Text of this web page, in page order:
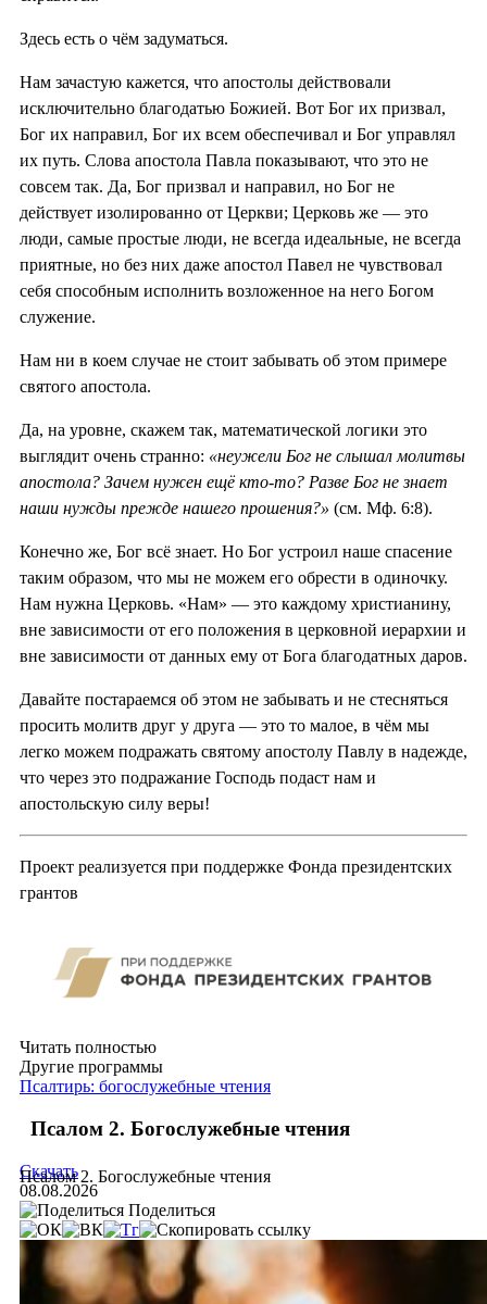
Здесь есть о чём задуматься.
Нам зачастую кажется, что апостолы действовали
исключительно благодатью Божией. Вот Бог их призвал,
Бог их направил, Бог их всем обеспечивал и Бог управлял
их путь. Слова апостола Павла показывают, что это не
совсем так. Да, Бог призвал и направил, но Бог не
действует изолированно от Церкви; Церковь же — это
люди, самые простые люди, не всегда идеальные, не всегда
приятные, но без них даже апостол Павел не чувствовал
себя способным исполнить возложенное на него Богом
служение.
Нам ни в коем случае не стоит забывать об этом примере
святого апостола.
Да, на уровне, скажем так, математической логики это
выглядит очень странно: «неужели Бог не слышал молитвы
апостола? Зачем нужен ещё кто-то? Разве Бог не знает
наши нужды прежде нашего прошения?» (см. Мф. 6:8).
Конечно же, Бог всё знает. Но Бог устроил наше спасение
таким образом, что мы не можем его обрести в одиночку.
Нам нужна Церковь. «Нам» — это каждому христианину,
вне зависимости от его положения в церковной иерархии и
вне зависимости от данных ему от Бога благодатных даров.
Давайте постараемся об этом не забывать и не стесняться
просить молитв друг у друга — это то малое, в чём мы
легко можем подражать святому апостолу Павлу в надежде,
что через это подражание Господь подаст нам и
апостольскую силу веры!
Проект реализуется при поддержке Фонда президентских
грантов
Читать полностью
Другие программы
Псалтирь: богослужебные чтения
Псалом 2. Богослужебные чтения
Псалом 2. Богослужебные чтения
Скачать
08.08.2026
Поделиться